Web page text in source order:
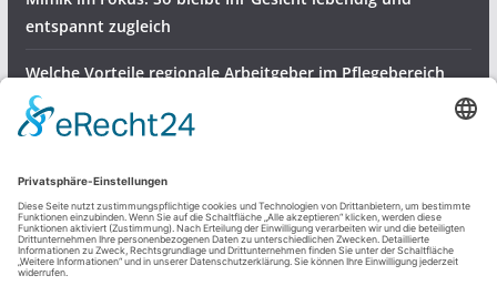
entspannt zugleich
Welche Vorteile regionale Arbeitgeber im Pflegebereich
bieten
Meisenknödel
Dienstleistungen & Produkte
Freizeit und mehr